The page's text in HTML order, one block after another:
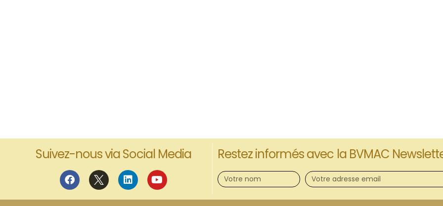
Suivez-nous via Social Media Restez informés avec la BVMAC